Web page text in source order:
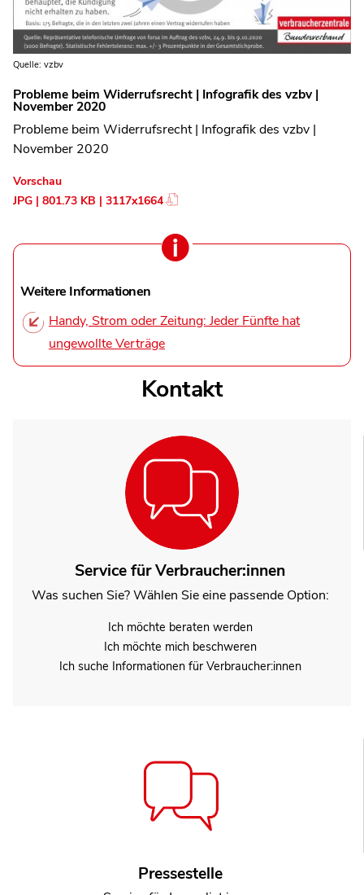
Quelle: vzbv
Probleme beim Widerrufsrecht | Infografik des vzbv |
November 2020
Probleme beim Widerrufsrecht | Infografik des vzbv |
November 2020
Vorschau
JPG | 801.73 KB | 3117x1664
Weitere Informationen
Handy, Strom oder Zeitung: Jeder Fünfte hat
ungewollte Verträge
Kontakt
Service für Verbraucher:innen
Was suchen Sie? Wählen Sie eine passende Option:
Ich möchte beraten werden
Ich möchte mich beschweren
Ich suche Informationen für Verbraucher:innen
Pressestelle